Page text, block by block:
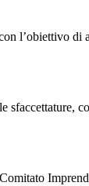
l’obiettivo di
sfaccettature,